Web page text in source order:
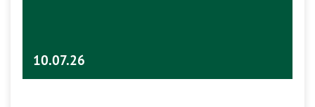
10.07.26